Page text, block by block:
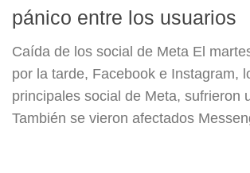
pánico entre los usuarios
Caída de los social de Meta El
por la tarde, Facebook e Instagram,
principales social de Meta, sufrieron
También se vieron afectados